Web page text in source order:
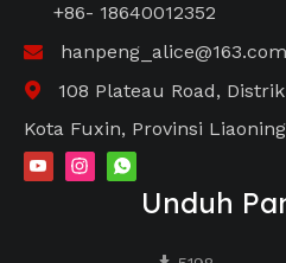
+86- 18640012352
 hanpeng_alice@163.com

108 Plateau Road,
Kota Fuxin, Provinsi Liaoning
Unduh